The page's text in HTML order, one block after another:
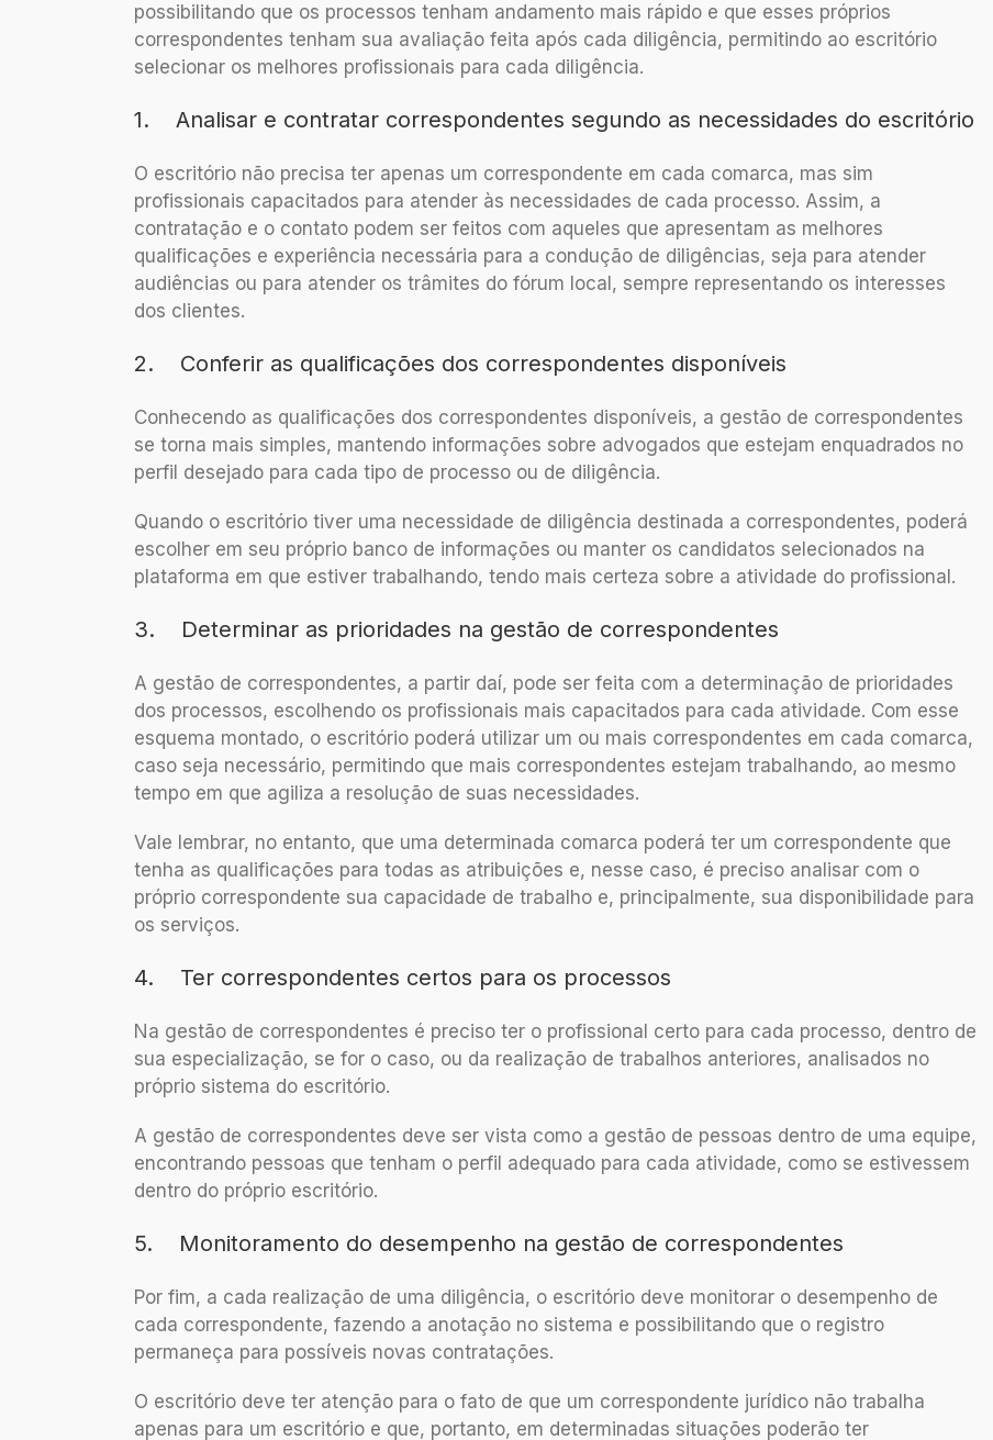
possibilitando que os processos tenham andamento mais rápido e que esses próprios
correspondentes tenham sua avaliação feita após cada diligência, permitindo ao escritório
selecionar os melhores profissionais para cada diligência.
1. Analisar e contratar correspondentes segundo as necessidades do escritório
O escritório não precisa ter apenas um correspondente em cada comarca, mas sim
profissionais capacitados para atender às necessidades de cada processo. Assim, a
contratação e o contato podem ser feitos com aqueles que apresentam as melhores
qualificações e experiência necessária para a condução de diligências, seja para atender
audiências ou para atender os trâmites do fórum local, sempre representando os interesses
dos clientes.
2. Conferir as qualificações dos correspondentes disponíveis
Conhecendo as qualificações dos correspondentes disponíveis, a gestão de correspondentes
se torna mais simples, mantendo informações sobre advogados que estejam enquadrados no
perfil desejado para cada tipo de processo ou de diligência.
Quando o escritório tiver uma necessidade de diligência destinada a correspondentes, poderá
escolher em seu próprio banco de informações ou manter os candidatos selecionados na
plataforma em que estiver trabalhando, tendo mais certeza sobre a atividade do profissional.
3. Determinar as prioridades na gestão de correspondentes
A gestão de correspondentes, a partir daí, pode ser feita com a determinação de prioridades
dos processos, escolhendo os profissionais mais capacitados para cada atividade. Com esse
esquema montado, o escritório poderá utilizar um ou mais correspondentes em cada comarca,
caso seja necessário, permitindo que mais correspondentes estejam trabalhando, ao mesmo
tempo em que agiliza a resolução de suas necessidades.
Vale lembrar, no entanto, que uma determinada comarca poderá ter um correspondente que
tenha as qualificações para todas as atribuições e, nesse caso, é preciso analisar com o
próprio correspondente sua capacidade de trabalho e, principalmente, sua disponibilidade para
os serviços.
4. Ter correspondentes certos para os processos
Na gestão de correspondentes é preciso ter o profissional certo para cada processo, dentro de
sua especialização, se for o caso, ou da realização de trabalhos anteriores, analisados no
próprio sistema do escritório.
A gestão de correspondentes deve ser vista como a gestão de pessoas dentro de uma equipe,
encontrando pessoas que tenham o perfil adequado para cada atividade, como se estivessem
dentro do próprio escritório.
5. Monitoramento do desempenho na gestão de correspondentes
Por fim, a cada realização de uma diligência, o escritório deve monitorar o desempenho de
cada correspondente, fazendo a anotação no sistema e possibilitando que o registro
permaneça para possíveis novas contratações.
O escritório deve ter atenção para o fato de que um correspondente jurídico não trabalha
apenas para um escritório e que, portanto, em determinadas situações poderão ter